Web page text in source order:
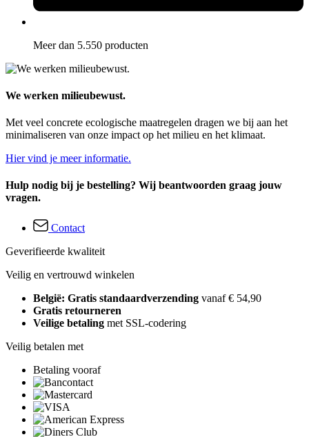
Meer dan 5.550 producten
We werken milieubewust.
Met veel concrete ecologische maatregelen dragen we bij aan het
minimaliseren van onze impact op het milieu en het klimaat.
Hier vind je meer informatie.
Hulp nodig bij je bestelling? Wij beantwoorden graag jouw
vragen.
Contact
Geverifieerde kwaliteit
Veilig en vertrouwd winkelen
België: Gratis standaardverzending vanaf € 54,90
Gratis retourneren
Veilige betaling met SSL-codering
Veilig betalen met
Betaling vooraf